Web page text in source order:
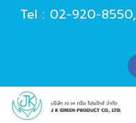
Tel : 02-920-8550,